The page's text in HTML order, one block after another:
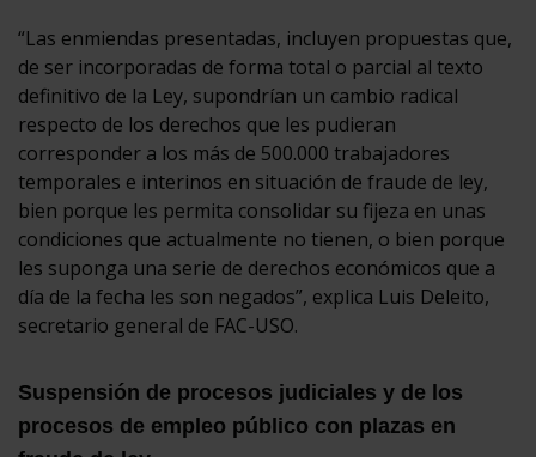
“Las enmiendas presentadas, incluyen propuestas que,
de ser incorporadas de forma total o parcial al texto
definitivo de la Ley, supondrían un cambio radical
respecto de los derechos que les pudieran
corresponder a los más de 500.000 trabajadores
temporales e interinos en situación de fraude de ley,
bien porque les permita consolidar su fijeza en unas
condiciones que actualmente no tienen, o bien porque
les suponga una serie de derechos económicos que a
día de la fecha les son negados”, explica Luis Deleito,
secretario general de FAC-USO.
Suspensión de procesos judiciales y de los
procesos de empleo público con plazas en